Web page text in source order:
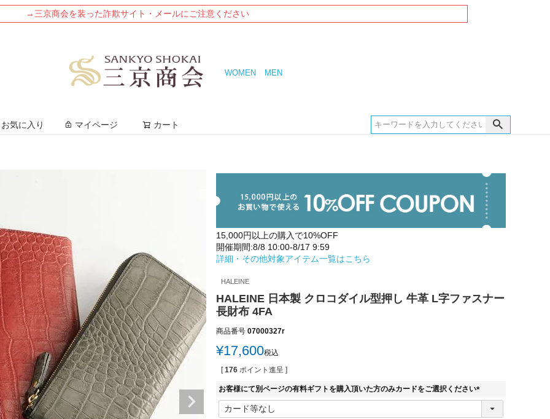
→三京商会を装った詐欺サイト・メールにご注意ください
WOMEN MEN
お気に入り マイページ カート
15,000円以上の購入で10%OFF
開催期間:8/8 10:00-8/17 9:59
詳細・その他対象アイテム一覧はこちら
HALEINE
HALEINE 日本製 クロコダイル型押し 牛革 L字ファスナー
長財布 4FA
商品番号 07000327r
¥17,600税込
[ 176 ポイント進呈 ]
お客様にて別ページの有料ギフトを購入頂いた方のみカードをご選択ください
(